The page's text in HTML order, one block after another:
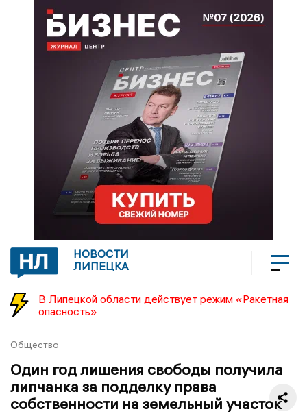
НОВОСТИ
ЛИПЕЦКА
В Липецкой области действует режим «Ракетная
опасность»
Общество
Один год лишения свободы получила
липчанка за подделку права
собственности на земельный участок